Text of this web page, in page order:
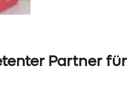
Partner für